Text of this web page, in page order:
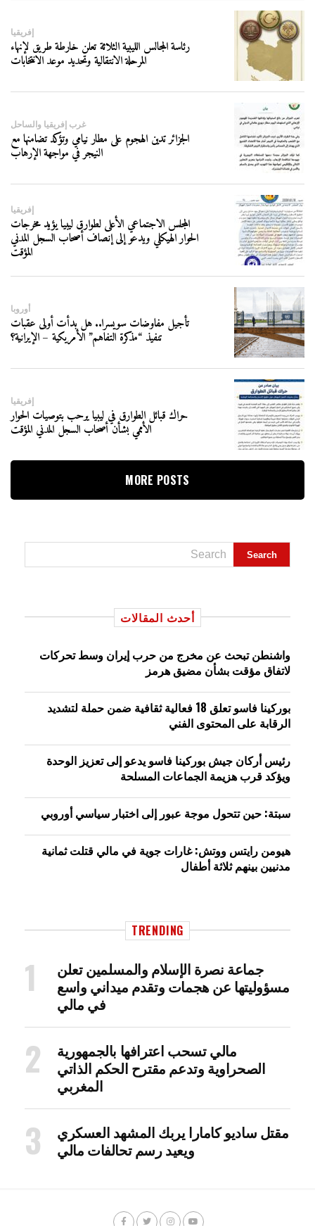
إفريقيا
رئاسة المجالس الليبية الثلاثة تعلن خارطة طريق لإنهاء
المرحلة الانتقالية وتحديد موعد الانتخابات
غرب إفريقيا والساحل
الجزائر تدين الهجوم على مطار نيامي وتؤكد تضامنها مع
النيجر في مواجهة الإرهاب
إفريقيا
المجلس الاجتماعي الأعلى لطوارق ليبيا يؤيد مخرجات
الحوار الهيكلي ويدعو إلى إنصاف أصحاب السجل المدني
المؤقت
أوروبا
تأجيل مفاوضات سويسرا.. هل بدأت أولى عقبات
تنفيذ “مذكرة التفاهم” الأمريكية – الإيرانية؟
إفريقيا
حراك قبائل الطوارق في ليبيا يرحب بتوصيات الحوار
الأممي بشأن أصحاب السجل المدني المؤقت
MORE POSTS
أحدث المقالات
واشنطن تبحث عن مخرج من حرب إيران وسط تحركات
لاتفاق مؤقت بشأن مضيق هرمز
بوركينا فاسو تعلق 18 فعالية ثقافية ضمن حملة لتشديد
الرقابة على المحتوى الفني
رئيس أركان جيش بوركينا فاسو يدعو إلى تعزيز الوحدة
ويؤكد قرب هزيمة الجماعات المسلحة
سبتة: حين تتحول موجة عبور إلى اختبار سياسي أوروبي
هيومن رايتس ووتش: غارات جوية في مالي قتلت ثمانية
مدنيين بينهم ثلاثة أطفال
TRENDING
جماعة نصرة الإسلام والمسلمين تعلن
مسؤوليتها عن هجمات وتقدم ميداني واسع
في مالي
مالي تسحب اعترافها بالجمهورية
الصحراوية وتدعم مقترح الحكم الذاتي
المغربي
مقتل ساديو كامارا يربك المشهد العسكري
ويعيد رسم تحالفات مالي